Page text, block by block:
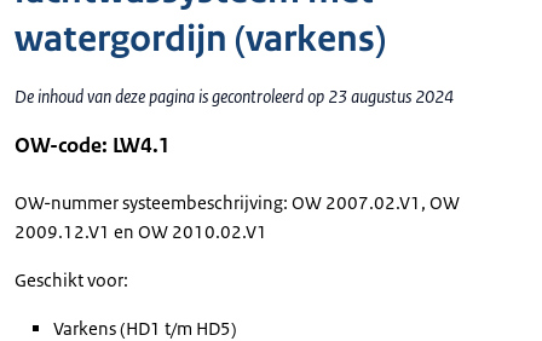
watergordijn (varkens)
De inhoud van deze pagina is gecontroleerd op 23 augustus 2024
OW-code: LW4.1
OW-nummer systeembeschrijving: OW 2007.02.V1, OW
2009.12.V1 en OW 2010.02.V1
Geschikt voor:
Varkens (HD1 t/m HD5)